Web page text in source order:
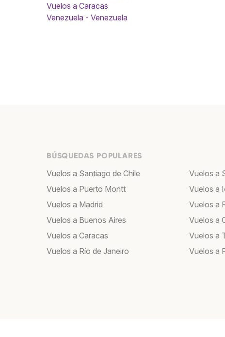
Vuelos a Caracas
Venezuela - Venezuela
BÚSQUEDAS POPULARES
Vuelos a Santiago de Chile
Vuelos a Puerto Montt
Vuelos a Madrid
Vuelos a Buenos Aires
Vuelos a Caracas
Vuelos a Río de Janeiro
Vuelos a
Vuelos a
Vuelos a
Vuelos a
Vuelos a
Vuelos a